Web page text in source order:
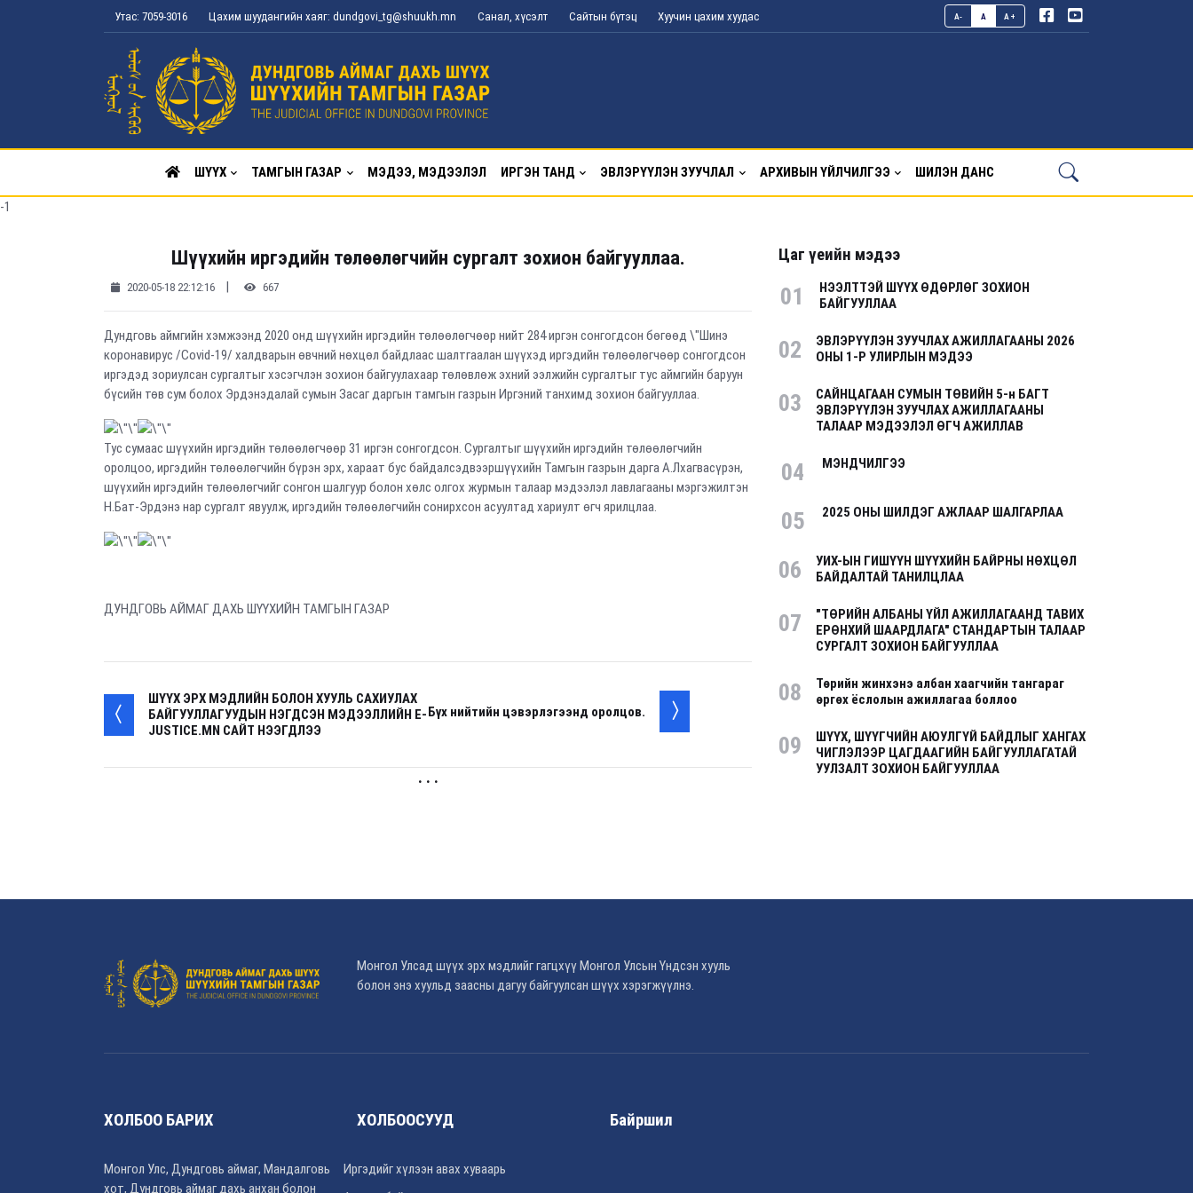
Утас: 7059-3016 Цахим шуудангийн хаяг: dundgovi_tg@shuukh.mn Санал, хүсэлт Сайтын бүтэц Хуучин цахим хуудас A- A A+
ШҮҮХ ТАМГЫН ГАЗАР МЭДЭЭ, МЭДЭЭЛЭЛ ИРГЭН ТАНД ЭВЛЭРҮҮЛЭН ЗУУЧЛАЛ АРХИВЫН ҮЙЛЧИЛГЭЭ ШИЛЭН ДАНС
-1
Шүүхийн иргэдийн төлөөлөгчийн сургалт зохион байгууллаа.
2020-05-18 22:12:16 | 667
Дундговь аймгийн хэмжээнд 2020 онд шүүхийн иргэдийн төлөөлөгчөөр нийт 284 иргэн сонгогдсон бөгөөд \"Шинэ
коронавирус /Covid-19/ халдварын өвчний нөхцөл байдлаас шалтгаалан шүүхэд иргэдийн төлөөлөгчөөр сонгогдсон
иргэдэд зориулсан сургалтыг хэсэгчлэн зохион байгуулахаар төлөвлөж эхний ээлжийн сургалтыг тус аймгийн баруун
бүсийн төв сум болох Эрдэнэдалай сумын Засаг даргын тамгын газрын Иргэний танхимд зохион байгууллаа.
Тус сумаас шүүхийн иргэдийн төлөөлөгчөөр 31 иргэн сонгогдсон. Сургалтыг шүүхийн иргэдийн төлөөлөгчийн
оролцоо, иргэдийн төлөөлөгчийн бүрэн эрх, хараат бус байдалсэдвээршүүхийн Тамгын газрын дарга А.Лхагвасүрэн,
шүүхийн иргэдийн төлөөлөгчийг сонгон шалгуур болон хөлс олгох журмын талаар мэдээлэл лавлагааны мэргэжилтэн
Н.Бат-Эрдэнэ нар сургалт явуулж, иргэдийн төлөөлөгчийн сонирхсон асуултад хариулт өгч ярилцлаа.
ДУНДГОВЬ АЙМАГ ДАХЬ ШҮҮХИЙН ТАМГЫН ГАЗАР
ШҮҮХ ЭРХ МЭДЛИЙН БОЛОН ХУУЛЬ САХИУЛАХ
БАЙГУУЛЛАГУУДЫН НЭГДСЭН МЭДЭЭЛЛИЙН E-
JUSTICE.MN САЙТ НЭЭГДЛЭЭ
Бүх нийтийн цэвэрлэгээнд оролцов.
. . .
Цаг үеийн мэдээ
01
НЭЭЛТТЭЙ ШҮҮХ ӨДӨРЛӨГ ЗОХИОН
БАЙГУУЛЛАА
02
ЭВЛЭРҮҮЛЭН ЗУУЧЛАХ АЖИЛЛАГААНЫ 2026
ОНЫ 1-Р УЛИРЛЫН МЭДЭЭ
03
САЙНЦАГААН СУМЫН ТӨВИЙН 5-н БАГТ
ЭВЛЭРҮҮЛЭН ЗУУЧЛАХ АЖИЛЛАГААНЫ
ТАЛААР МЭДЭЭЛЭЛ ӨГЧ АЖИЛЛАВ
04 МЭНДЧИЛГЭЭ
05 2025 ОНЫ ШИЛДЭГ АЖЛААР ШАЛГАРЛАА
06
УИХ-ЫН ГИШҮҮН ШҮҮХИЙН БАЙРНЫ НӨХЦӨЛ
БАЙДАЛТАЙ ТАНИЛЦЛАА
07
"ТӨРИЙН АЛБАНЫ ҮЙЛ АЖИЛЛАГААНД ТАВИХ
ЕРӨНХИЙ ШААРДЛАГА" СТАНДАРТЫН ТАЛААР
СУРГАЛТ ЗОХИОН БАЙГУУЛЛАА
08
Төрийн жинхэнэ албан хаагчийн тангараг
өргөх ёслолын ажиллагаа боллоо
09
ШҮҮХ, ШҮҮГЧИЙН АЮУЛГҮЙ БАЙДЛЫГ ХАНГАХ
ЧИГЛЭЛЭЭР ЦАГДААГИЙН БАЙГУУЛЛАГАТАЙ
УУЛЗАЛТ ЗОХИОН БАЙГУУЛЛАА
Монгол Улсад шүүх эрх мэдлийг гагцхүү Монгол Улсын Үндсэн хууль
болон энэ хуульд заасны дагуу байгуулсан шүүх хэрэгжүүлнэ.
ХОЛБОО БАРИХ
Монгол Улс, Дундговь аймаг, Мандалговь
хот, Дундговь аймаг дахь анхан болон
ХОЛБООСУУД
Иргэдийг хүлээн авах хуваарь
Байршил